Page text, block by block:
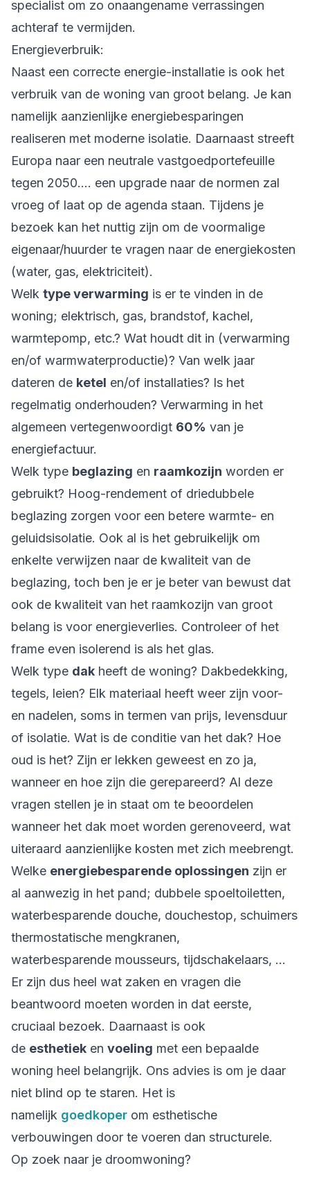
specialist om zo onaangename verrassingen
achteraf te vermijden.
Energieverbruik:
Naast een correcte energie-installatie is ook het
verbruik van de woning van groot belang. Je kan
namelijk aanzienlijke energiebesparingen
realiseren met moderne isolatie. Daarnaast streeft
Europa naar een neutrale vastgoedportefeuille
tegen 2050.... een upgrade naar de normen zal
vroeg of laat op de agenda staan. Tijdens je
bezoek kan het nuttig zijn om de voormalige
eigenaar/huurder te vragen naar de energiekosten
(water, gas, elektriciteit).
Welk type verwarming is er te vinden in de
woning; elektrisch, gas, brandstof, kachel,
warmtepomp, etc.? Wat houdt dit in (verwarming
en/of warmwaterproductie)? Van welk jaar
dateren de ketel en/of installaties? Is het
regelmatig onderhouden? Verwarming in het
algemeen vertegenwoordigt 60% van je
energiefactuur.
Welk type beglazing en raamkozijn worden er
gebruikt? Hoog-rendement of driedubbele
beglazing zorgen voor een betere warmte- en
geluidsisolatie. Ook al is het gebruikelijk om
enkelte verwijzen naar de kwaliteit van de
beglazing, toch ben je er je beter van bewust dat
ook de kwaliteit van het raamkozijn van groot
belang is voor energieverlies. Controleer of het
frame even isolerend is als het glas.
Welk type dak heeft de woning? Dakbedekking,
tegels, leien? Elk materiaal heeft weer zijn voor-
en nadelen, soms in termen van prijs, levensduur
of isolatie. Wat is de conditie van het dak? Hoe
oud is het? Zijn er lekken geweest en zo ja,
wanneer en hoe zijn die gerepareerd? Al deze
vragen stellen je in staat om te beoordelen
wanneer het dak moet worden gerenoveerd, wat
uiteraard aanzienlijke kosten met zich meebrengt.
Welke energiebesparende oplossingen zijn er
al aanwezig in het pand; dubbele spoeltoiletten,
waterbesparende douche, douchestop, schuimers
thermostatische mengkranen,
waterbesparende mousseurs, tijdschakelaars, ...
Er zijn dus heel wat zaken en vragen die
beantwoord moeten worden in dat eerste,
cruciaal bezoek. Daarnaast is ook
de esthetiek en voeling met een bepaalde
woning heel belangrijk. Ons advies is om je daar
niet blind op te staren. Het is
namelijk goedkoper om esthetische
verbouwingen door te voeren dan structurele.
Op zoek naar je droomwoning?